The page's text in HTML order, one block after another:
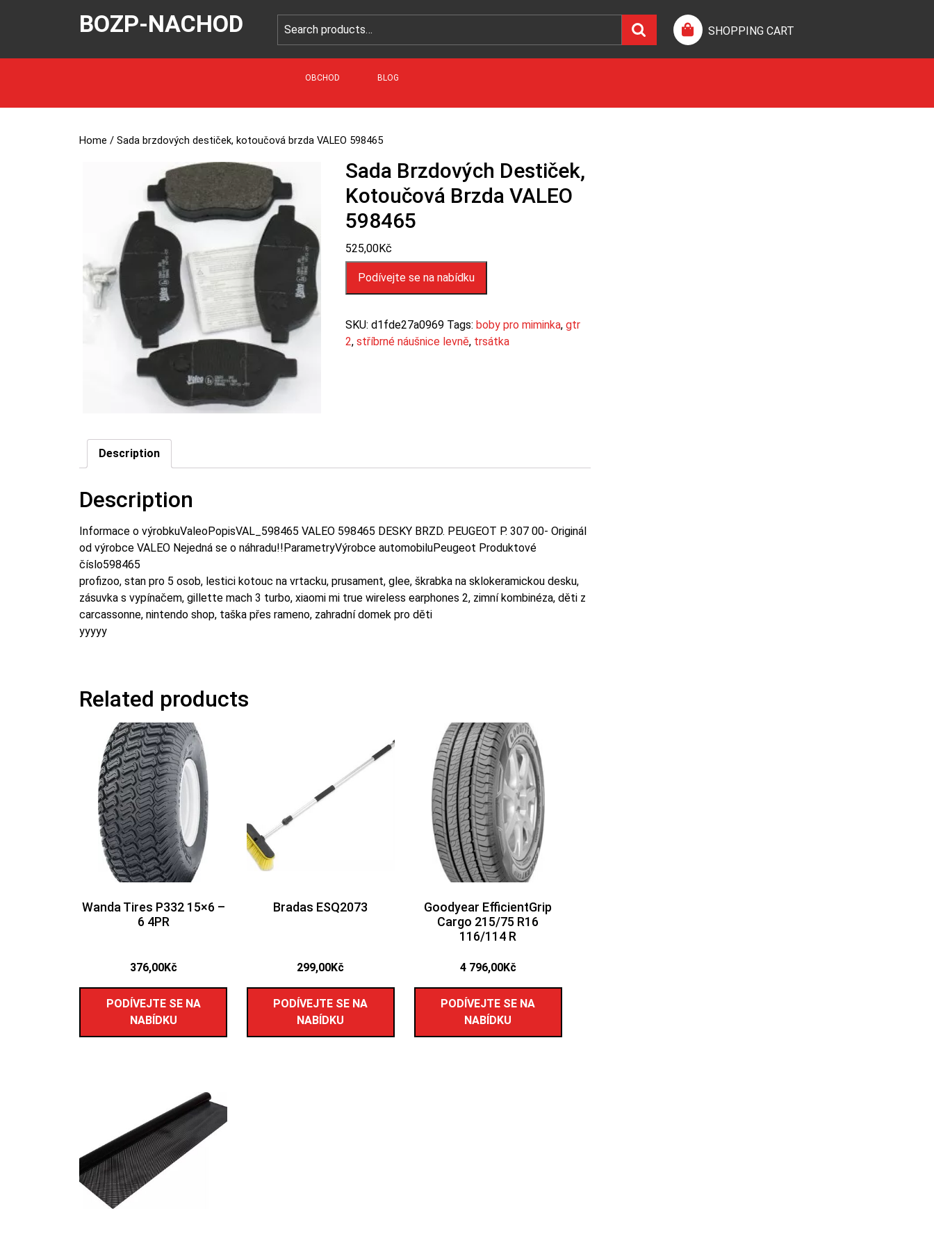
BOZP-NACHOD SHOPPING CART
OBCHOD BLOG
Home / Sada brzdových destiček, kotoučová brzda VALEO 598465
Sada Brzdových Destiček,
Kotoučová Brzda VALEO
598465
525,00Kč
Podívejte se na nabídku
SKU: d1fde27a0969 Tags: boby pro miminka, gtr
2, stříbrné náušnice levně, trsátka
Description
Description
Informace o výrobkuValeoPopisVAL_598465 VALEO 598465 DESKY BRZD. PEUGEOT P. 307 00- Originál
od výrobce VALEO Nejedná se o náhradu!!ParametryVýrobce automobiluPeugeot Produktové
číslo598465
profizoo, stan pro 5 osob, lestici kotouc na vrtacku, prusament, glee, škrabka na sklokeramickou desku,
zásuvka s vypínačem, gillette mach 3 turbo, xiaomi mi true wireless earphones 2, zimní kombinéza, děti z
carcassonne, nintendo shop, taška přes rameno, zahradní domek pro děti
yyyyy
Related products
Wanda Tires P332 15×6 –
6 4PR
376,00Kč
PODÍVEJTE SE NA
NABÍDKU
Bradas ESQ2073
299,00Kč
PODÍVEJTE SE NA
NABÍDKU
Goodyear EfficientGrip
Cargo 215/75 R16
116/114 R
4 796,00Kč
PODÍVEJTE SE NA
NABÍDKU